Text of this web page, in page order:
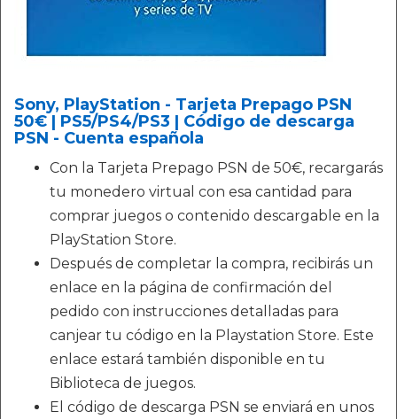
Sony, PlayStation - Tarjeta Prepago PSN
50€ | PS5/PS4/PS3 | Código de descarga
PSN - Cuenta española
Con la Tarjeta Prepago PSN de 50€, recargarás
tu monedero virtual con esa cantidad para
comprar juegos o contenido descargable en la
PlayStation Store.
Después de completar la compra, recibirás un
enlace en la página de confirmación del
pedido con instrucciones detalladas para
canjear tu código en la Playstation Store. Este
enlace estará también disponible en tu
Biblioteca de juegos.
El código de descarga PSN se enviará en unos